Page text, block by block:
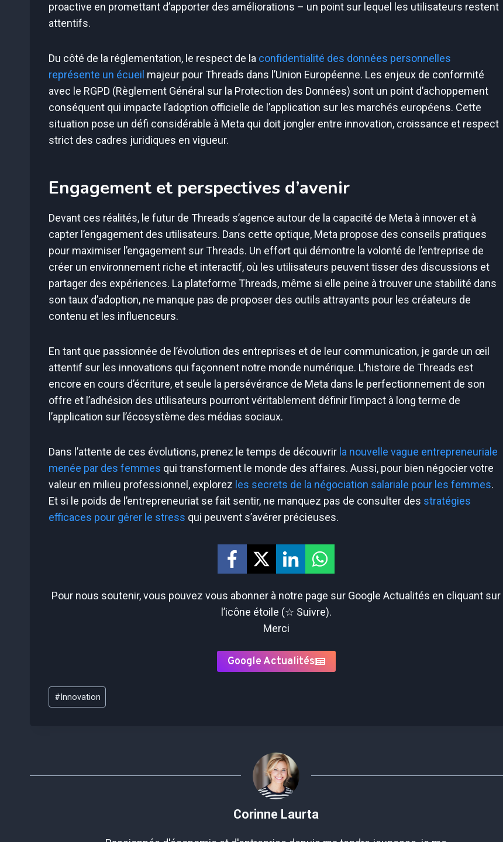
proactive en promettant d’apporter des améliorations – un point sur lequel les utilisateurs restent
attentifs.
Du côté de la réglementation, le respect de la confidentialité des données personnelles
représente un écueil majeur pour Threads dans l’Union Européenne. Les enjeux de conformité
avec le RGPD (Règlement Général sur la Protection des Données) sont un point d’achoppement
conséquent qui impacte l’adoption officielle de l’application sur les marchés européens. Cette
situation pose un défi considérable à Meta qui doit jongler entre innovation, croissance et respect
strict des cadres juridiques en vigueur.
Engagement et perspectives d’avenir
Devant ces réalités, le futur de Threads s’agence autour de la capacité de Meta à innover et à
capter l’engagement des utilisateurs. Dans cette optique, Meta propose des conseils pratiques
pour maximiser l’engagement sur Threads. Un effort qui démontre la volonté de l’entreprise de
créer un environnement riche et interactif, où les utilisateurs peuvent tisser des discussions et
partager des expériences. La plateforme Threads, même si elle peine à trouver une stabilité dans
son taux d’adoption, ne manque pas de proposer des outils attrayants pour les créateurs de
contenu et les influenceurs.
En tant que passionnée de l’évolution des entreprises et de leur communication, je garde un œil
attentif sur les innovations qui façonnent notre monde numérique. L’histoire de Threads est
encore en cours d’écriture, et seule la persévérance de Meta dans le perfectionnement de son
offre et l’adhésion des utilisateurs pourront véritablement définir l’impact à long terme de
l’application sur l’écosystème des médias sociaux.
Dans l’attente de ces évolutions, prenez le temps de découvrir la nouvelle vague entrepreneuriale
menée par des femmes qui transforment le monde des affaires. Aussi, pour bien négocier votre
valeur en milieu professionnel, explorez les secrets de la négociation salariale pour les femmes.
Et si le poids de l’entrepreneuriat se fait sentir, ne manquez pas de consulter des stratégies
efficaces pour gérer le stress qui peuvent s’avérer précieuses.
Pour nous soutenir, vous pouvez vous abonner à notre page sur Google Actualités en cliquant sur
l’icône étoile (☆ Suivre).
Merci
Google Actualités
Étiquettes
de
# Innovation
Corinne Laurta